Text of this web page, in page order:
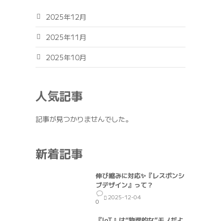
2025年12月
2025年11月
2025年10月
人気記事
記事が見つかりませんでした。
新着記事
伸び縮みに対応✨『レスポンシ
ブデザイン』って？
0
2025-12-04